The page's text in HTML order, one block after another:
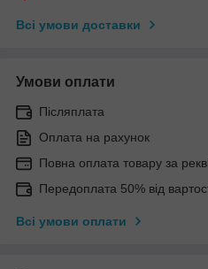
Всі умови доставки
Умови оплати
Післяплата
Оплата на рахунок
Повна оплата товару за
Передоплата 50% від
Всі умови оплати